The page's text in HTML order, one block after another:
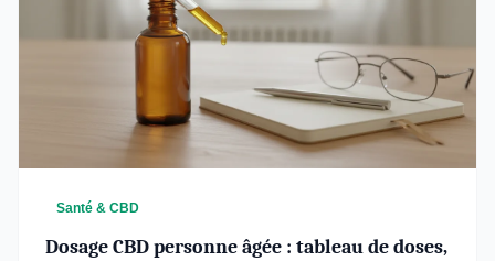
Santé & CBD
Dosage CBD personne âgée : tableau de doses,